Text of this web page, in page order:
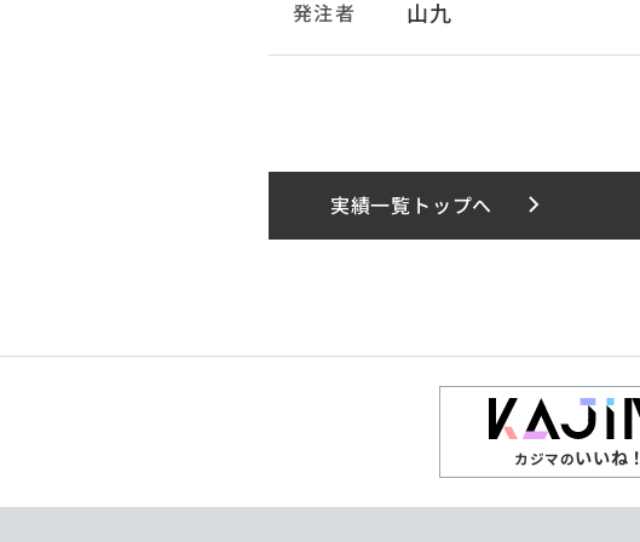
発注者 山九
実績一覧トップへ
カジマのいいね！